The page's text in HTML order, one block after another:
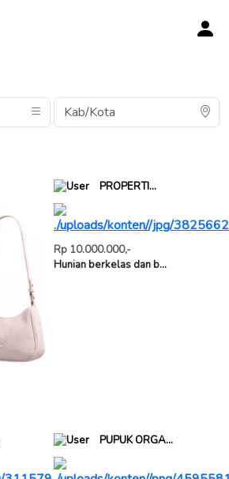
PROPERTI...
Rp 10.000.000,-
Hunian berkelas dan b...
PUPUK ORGA...